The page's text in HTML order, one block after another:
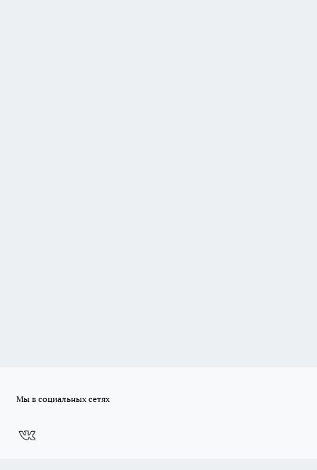
Мы в социальных сетях